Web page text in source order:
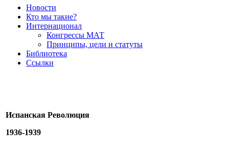
Новости
Кто мы такие?
Интернационал
Конгрессы МАТ
Принципы, цели и статуты
Библиотека
Ссылки
Испанская Революция
1936-1939